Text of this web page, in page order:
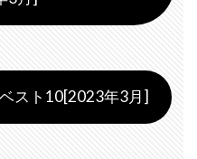
スト10[2023年3月]